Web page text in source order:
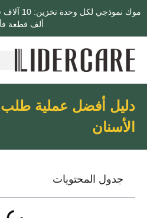
ألف قطعة
دليل أفضل عملية طلب
الأسنان
جدول المحتويات